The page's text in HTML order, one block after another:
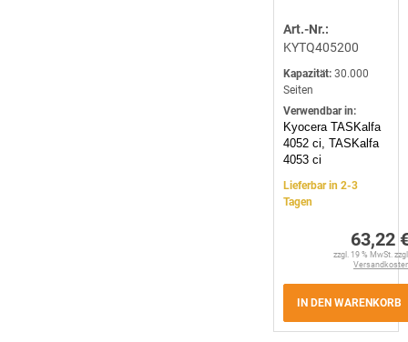
Art.-Nr.:
KYTQ405200
Kapazität: 30.000
Seiten
Verwendbar in:
Kyocera TASKalfa
4052 ci, TASKalfa
4053 ci
Lieferbar in 2-3
Tagen
63,22
zzgl. 19 % MwSt.
IN DEN WARENKORB